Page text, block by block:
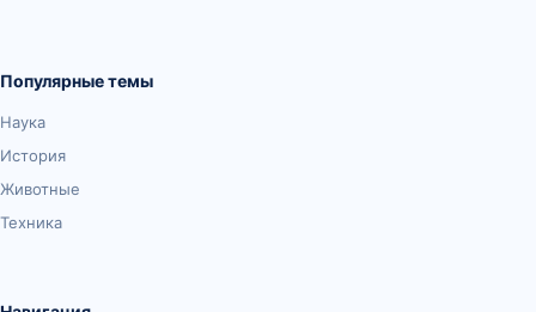
Популярные темы
Наука
История
Животные
Техника